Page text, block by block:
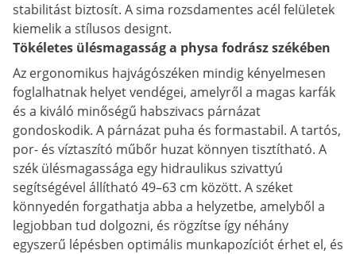
stabilitást biztosít. A sima rozsdamentes acél felületek
kiemelik a stílusos designt.
Tökéletes ülésmagasság a physa fodrász székében
Az ergonomikus hajvágószéken mindig kényelmesen
foglalhatnak helyet vendégei, amelyről a magas karfák
és a kiváló minőségű habszivacs párnázat
gondoskodik. A párnázat puha és formastabil. A tartós,
por- és víztaszító műbőr huzat könnyen tisztítható. A
szék ülésmagassága egy hidraulikus szivattyú
segítségével állítható 49–63 cm között. A széket
könnyedén forgathatja abba a helyzetbe, amelyből a
legjobban tud dolgozni, és rögzítse így néhány
egyszerű lépésben optimális munkapozíciót érhet el, és